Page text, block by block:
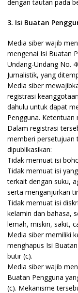
dengan tautan pada
3. Isi Buatan
Media siber wajib
mengenai Isi Buatan
Undang-Undang No.
Jurnalistik, yang
Media siber
registrasi
dahulu untuk dapat
Pengguna.
Dalam registrasi
memberi persetujuan
dipublikasikan:
Tidak memuat isi
Tidak memuat isi
terkait dengan suku,
serta menganjurkan
Tidak memuat isi
kelamin dan bahasa,
lemah, miskin, sakit,
Media siber memiliki
menghapus Isi
butir (c).
Media siber wajib
Buatan Pengguna
(c). Mekanisme